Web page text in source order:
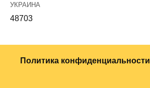
УКРАИНА
48703
Политика конфиденциальности